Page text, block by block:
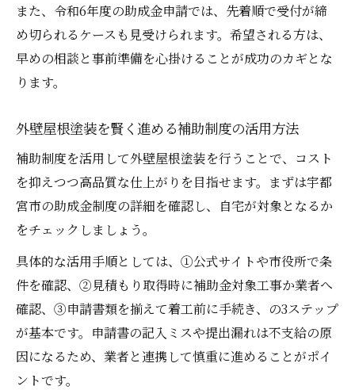
外壁屋根塗装業者の口コミを正しく活用す
る方法
外壁屋根塗装契約前に必ず確認すべき事項
塗料選びで差がつく外壁屋根塗装の成功ポイン
ト
外壁屋根塗装で選ばれる塗料とその違い
アステックペイントと日本ペイントを徹底
比較
外壁屋根塗装で塗料の性能を重視すべき理
由
外壁屋根塗装の塗料選びで失敗しないため
に
また、令和6年度の助成金申請では、先着順で受付が締
め切られるケースも見受けられます。希望される方は、
早めの相談と事前準備を心掛けることが成功のカギとな
ります。
外壁屋根塗装を賢く進める補助制度の活用方法
補助制度を活用して外壁屋根塗装を行うことで、コスト
を抑えつつ高品質な仕上がりを目指せます。まずは宇都
宮市の助成金制度の詳細を確認し、自宅が対象となるか
をチェックしましょう。
具体的な活用手順としては、①公式サイトや市役所で条
件を確認、②見積もり取得時に補助金対象工事か業者へ
確認、③申請書類を揃えて着工前に手続き、の3ステップ
が基本です。申請書の記入ミスや提出漏れは不支給の原
因になるため、業者と連携して慎重に進めることがポイ
ントです。